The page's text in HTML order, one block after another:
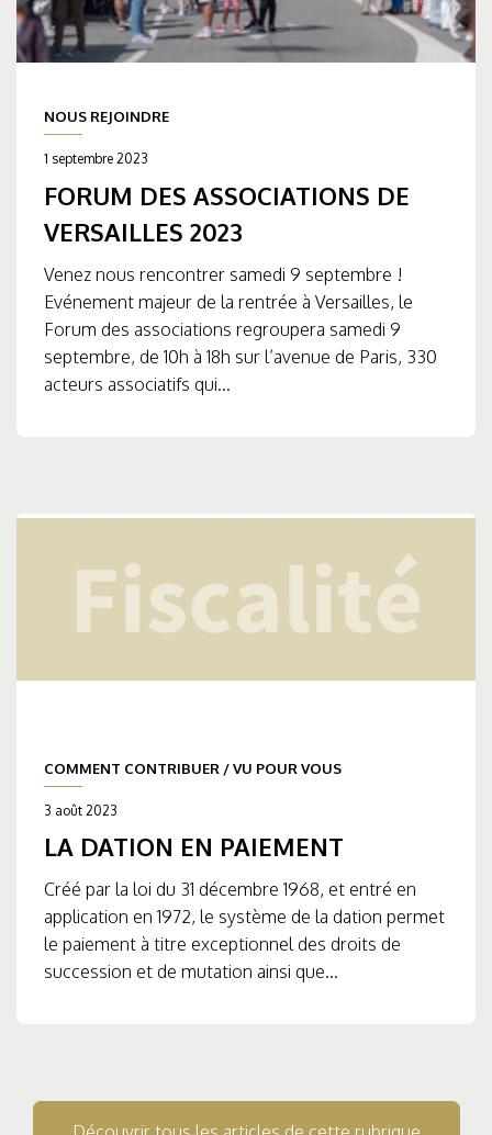
NOUS REJOINDRE
1 septembre 2023
FORUM DES ASSOCIATIONS DE
VERSAILLES 2023
Venez nous rencontrer samedi 9 septembre !
Evénement majeur de la rentrée à Versailles, le
Forum des associations regroupera samedi 9
septembre, de 10h à 18h sur l’avenue de Paris, 330
acteurs associatifs qui...
COMMENT CONTRIBUER /VU POUR VOUS
3 août 2023
LA DATION EN PAIEMENT
Créé par la loi du 31 décembre 1968, et entré en
application en 1972, le système de la dation permet
le paiement à titre exceptionnel des droits de
succession et de mutation ainsi que...